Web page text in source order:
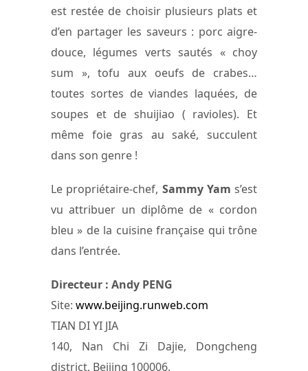
est restée de choisir plusieurs plats et
d’en partager les saveurs : porc aigre-
douce, légumes verts sautés « choy
sum », tofu aux oeufs de crabes…
toutes sortes de viandes laquées, de
soupes et de shuijiao ( ravioles). Et
même foie gras au saké, succulent
dans son genre !
Le propriétaire-chef, Sammy Yam s’est
vu attribuer un diplôme de « cordon
bleu » de la cuisine française qui trône
dans l’entrée.
Directeur : Andy PENG
Site: www.beijing.runweb.com
TIAN DI YI JIA
140, Nan Chi Zi Dajie, Dongcheng
district, Beijing 100006.